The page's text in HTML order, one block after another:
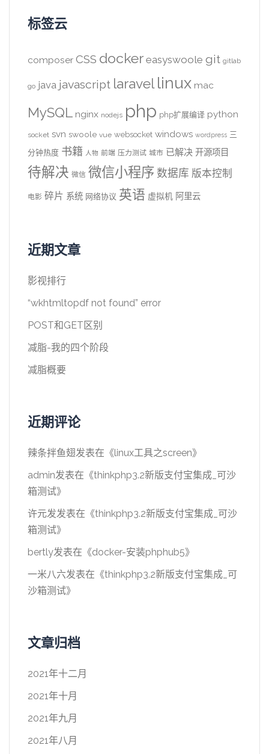
标签云
composer CSS docker easyswoole git gitlab
go java javascript laravel linux mac
MySQL nginx nodejs php php扩展编译 python
socket svn swoole vue websocket windows wordpress 三
分钟热度 书籍 人物 前端 压力测试 城市 已解决 开源项目
待解决 微信 微信小程序 数据库 版本控制
电影 碎片 系统 网络协议 英语 虚拟机 阿里云
近期文章
影视排行
“wkhtmltopdf not found” error
POST和GET区别
减脂-我的四个阶段
减脂概要
近期评论
辣条拌鱼翅发表在《linux工具之screen》
admin发表在《thinkphp3.2新版支付宝集成_可沙
箱测试》
许元发发表在《thinkphp3.2新版支付宝集成_可沙
箱测试》
bertly发表在《docker-安装phphub5》
一米八六发表在《thinkphp3.2新版支付宝集成_可
沙箱测试》
文章归档
2021年十二月
2021年十月
2021年九月
2021年八月